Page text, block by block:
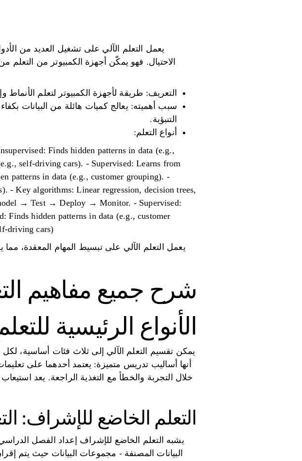
يعمل التعلم الآلي على تشغيل العديد من
الاحتيال. فهو يمكّن أجهزة الكمبيوتر من
التعريف: طريقة لأجهزة الكمبيوتر لتعلم الأنماط
سبب أهميته: يعالج كميات هائلة من البيانات
التنبؤية.
أنواع التعلم:
Finds hidden patterns in data (e.g.,
self-driving cars). - Supervised: Learns from
patterns in data (e.g., customer grouping). -
- Key algorithms: Linear regression, decision trees,
→ Test → Deploy → Monitor. - Supervised:
Finds hidden patterns in data (e.g., customer
driving cars).
يعمل التعلم الآلي على تبسيط المهام المعقدة، مما
شرح جميع مفاهيم التعلم
الأنواع الرئيسية
يمكن تقسيم التعلم الآلي إلى ثلاث فئات أساسية،
أنها أساليب تدريس متميزة: يعتمد أحدهما على
خلال التجربة والخطأ مع التغذية الراجعة. يعد
التعلم الخاضع للإشراف:
يشبه التعلم الخاضع للإشراف إعداد الفصل
البيانات المصنفة - مجموعات البيانات حيث